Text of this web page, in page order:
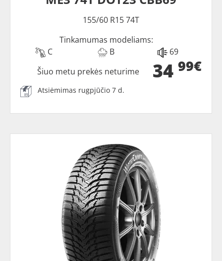
155/60 R15 74T
Tinkamumas modeliams:
C
B 69
34 99€
Šiuo metu prekės neturime
Atsiėmimas rugpjūčio 7 d.